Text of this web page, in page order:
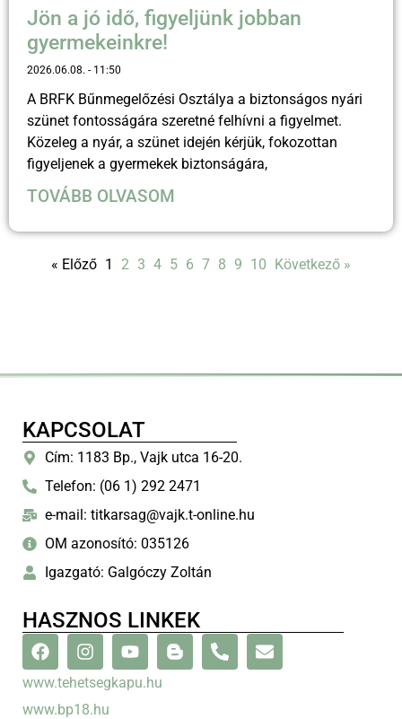
Jön a jó idő, figyeljünk jobban
gyermekeinkre!
2026.06.08. 11:50
A BRFK Bűnmegelőzési Osztálya a biztonságos nyári
szünet fontosságára szeretné felhívni a figyelmet.
Közeleg a nyár, a szünet idején kérjük, fokozottan
figyeljenek a gyermekek biztonságára,
TOVÁBB OLVASOM
« Előző 1 2 3 4 5 6 7 8 9 10 Következő »
KAPCSOLAT
Cím: 1183 Bp., Vajk utca 16-20.
Telefon: (06 1) 292 2471
e-mail: titkarsag@vajk.t-online.hu
OM azonosító: 035126
Igazgató: Galgóczy Zoltán
HASZNOS LINKEK
www.tehetsegkapu.hu
www.bp18.hu